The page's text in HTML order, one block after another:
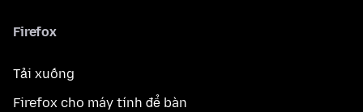
Firefox
Tải xuống
Firefox cho máy tính để bàn